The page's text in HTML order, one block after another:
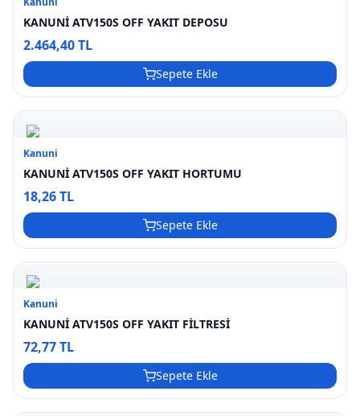
KANUNİ ATV150S OFF YAKIT DEPOSU
2.464,40 TL
Sepete Ekle
Kanuni
KANUNİ ATV150S OFF YAKIT HORTUMU
18,26 TL
Sepete Ekle
Kanuni
KANUNİ ATV150S OFF YAKIT FİLTRESİ
72,77 TL
Sepete Ekle